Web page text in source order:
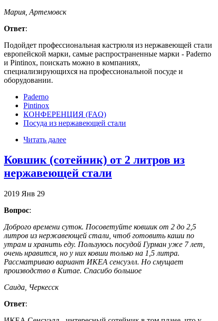
Мария, Артемовск
Ответ:
Подойдет профессиональная кастрюля из нержавеющей стали
европейской марки, самые распространенные марки - Paderno
и Pintinox, поискать можно в компаниях,
специализирующихся на профессиональной посуде и
оборудовании.
Paderno
Pintinox
КОНФЕРЕНЦИЯ (FAQ)
Посуда из нержавеющей стали
Читать далее
Ковшик (сотейник) от 2 литров из
нержавеющей стали
2019 Янв 29
Вопрос:
Доброго времени суток. Посоветуйте ковшик от 2 до 2,5
литров из нержавеющей стали, чтоб готовить каши по
утрам и хранить еду. Пользуюсь посудой Гурман уже 7 лет,
очень нравится, но у них ковши только на 1,5 литра.
Рассматриваю вариант ИКЕА сенсуэлл. Но смущает
производство в Китае. Спасибо большое
Саида, Черкесск
Ответ: